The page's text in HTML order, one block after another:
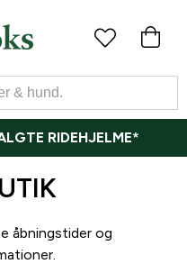
RIDEHJELME*
åbningstider og